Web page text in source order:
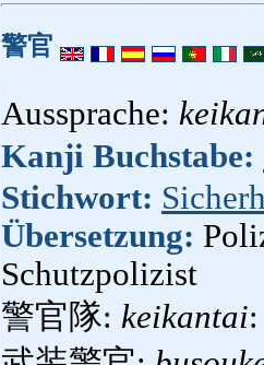
警官
Aussprache:
Kanji Buchstabe:
Stichwort:
Übersetzung:
Schutzpolizist
警官隊: keikantai